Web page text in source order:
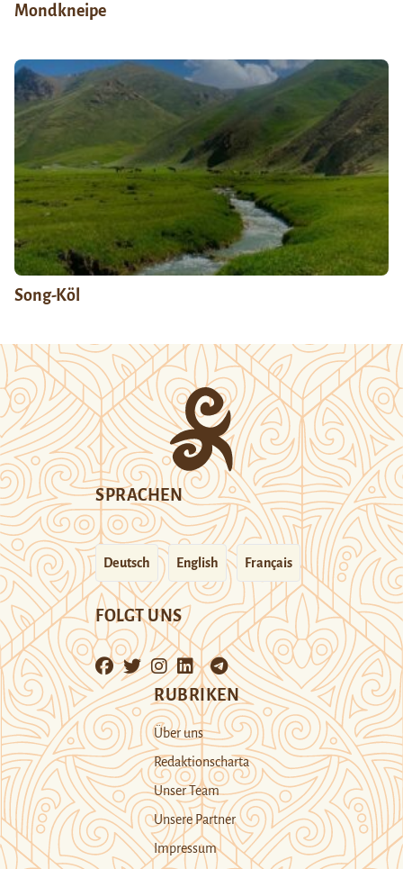
Mondkneipe
Song-Köl
SPRACHEN
Deutsch English Français
FOLGT UNS
RUBRIKEN
Über uns
Redaktionscharta
Unser Team
Unsere Partner
Impressum